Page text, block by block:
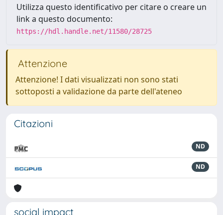
Utilizza questo identificativo per citare o creare un
link a questo documento:
https://hdl.handle.net/11580/28725
Attenzione
Attenzione! I dati visualizzati non sono stati
sottoposti a validazione da parte dell'ateneo
Citazioni
ND
ND
social impact